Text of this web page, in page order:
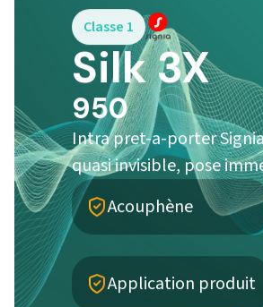
Classe 1
Silk 3X
950
Intra pret-a-porter
quasi invisible, pose
Acouphène
Application produit